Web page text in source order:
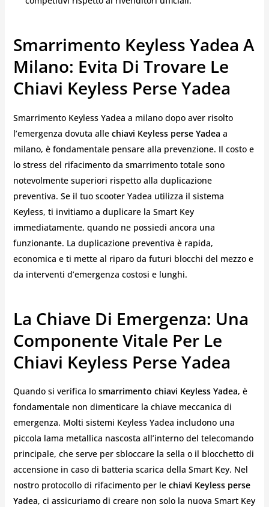
Smarrimento Keyless Yadea A
Milano: Evita Di Trovare Le
Chiavi Keyless Perse Yadea
Smarrimento Keyless Yadea a milano dopo aver risolto
l’emergenza dovuta alle chiavi Keyless perse Yadea a
milano, è fondamentale pensare alla prevenzione. Il costo e
lo stress del rifacimento da smarrimento totale sono
notevolmente superiori rispetto alla duplicazione
preventiva. Se il tuo scooter Yadea utilizza il sistema
Keyless, ti invitiamo a duplicare la Smart Key
immediatamente, quando ne possiedi ancora una
funzionante. La duplicazione preventiva è rapida,
economica e ti mette al riparo da futuri blocchi del mezzo e
da interventi d’emergenza costosi e lunghi.
La Chiave Di Emergenza: Una
Componente Vitale Per Le
Chiavi Keyless Perse Yadea
Quando si verifica lo smarrimento chiavi Keyless Yadea, è
fondamentale non dimenticare la chiave meccanica di
emergenza. Molti sistemi Keyless Yadea includono una
piccola lama metallica nascosta all’interno del telecomando
principale, che serve per sbloccare la sella o il blocchetto di
accensione in caso di batteria scarica della Smart Key. Nel
nostro protocollo di rifacimento per le chiavi Keyless perse
Yadea, ci assicuriamo di creare non solo la nuova Smart Key